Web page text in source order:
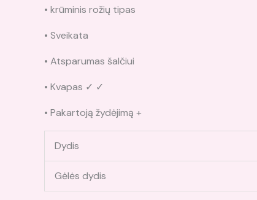
• krūminis rožių tipas
• Sveikata
• Atsparumas šalčiui
• Kvapas ✓ ✓
• Pakartoją žydėjimą +
Dydis
Gėlės dydis